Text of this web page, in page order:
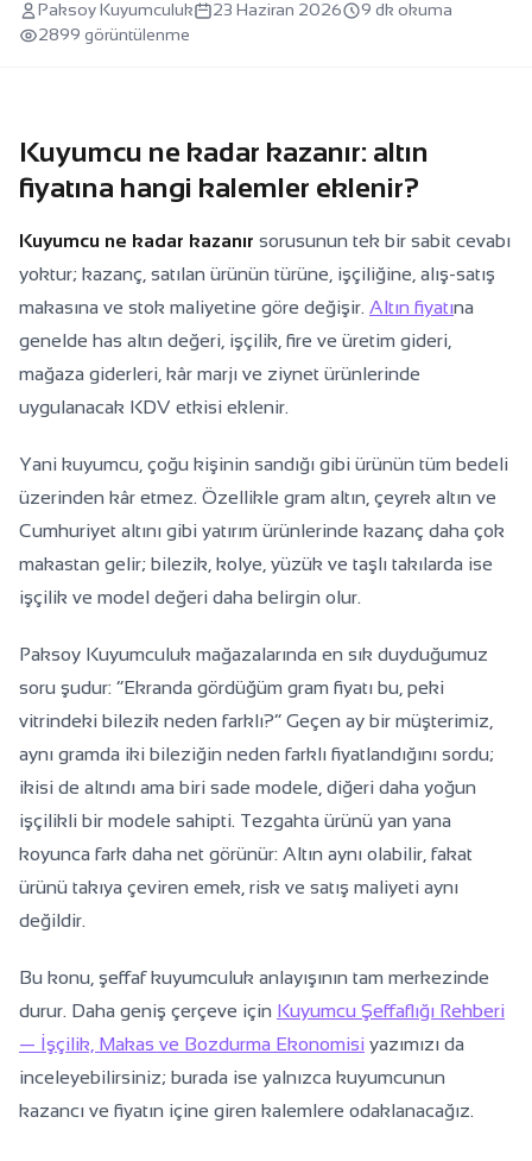
Kuyumcu ne kadar kazanır: altın
Paksoy Kuyumculuk 23 Haziran 2026
9 dk okuma
2899 görüntülenme
Kuyumcu ne kadar kazanır: altın
fiyatına hangi kalemler eklenir?
Kuyumcu ne kadar kazanır sorusunun tek bir sabit cevabı
yoktur; kazanç, satılan ürünün türüne, işçiliğine, alış-satış
makasına ve stok maliyetine göre değişir. Altın fiyatına
genelde has altın değeri, işçilik, fire ve üretim gideri,
mağaza giderleri, kâr marjı ve ziynet ürünlerinde
uygulanacak KDV etkisi eklenir.
Yani kuyumcu, çoğu kişinin sandığı gibi ürünün tüm bedeli
üzerinden kâr etmez. Özellikle gram altın, çeyrek altın ve
Cumhuriyet altını gibi yatırım ürünlerinde kazanç daha çok
makastan gelir; bilezik, kolye, yüzük ve taşlı takılarda ise
işçilik ve model değeri daha belirgin olur.
Paksoy Kuyumculuk mağazalarında en sık duyduğumuz
soru şudur: “Ekranda gördüğüm gram fiyatı bu, peki
vitrindeki bilezik neden farklı?” Geçen ay bir müşterimiz,
aynı gramda iki bileziğin neden farklı fiyatlandığını sordu;
ikisi de altındı ama biri sade modele, diğeri daha yoğun
işçilikli bir modele sahipti. Tezgahta ürünü yan yana
koyunca fark daha net görünür: Altın aynı olabilir, fakat
ürünü takıya çeviren emek, risk ve satış maliyeti aynı
değildir.
Bu konu, şeffaf kuyumculuk anlayışının tam merkezinde
durur. Daha geniş çerçeve için Kuyumcu Şeffaflığı Rehberi
— İşçilik, Makas ve Bozdurma Ekonomisi yazımızı da
inceleyebilirsiniz; burada ise yalnızca kuyumcunun
kazancı ve fiyatın içine giren kalemlere odaklanacağız.